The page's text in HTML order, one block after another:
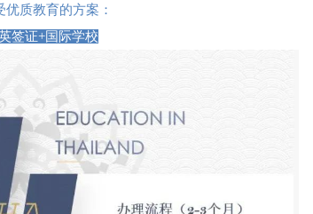
质教育的方案：
签证+国际学校